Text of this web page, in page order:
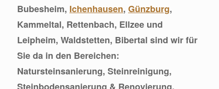
Bubesheim, Ichenhausen, Günzburg,
Kammeltal, Rettenbach, Ellzee und
Leipheim, Waldstetten, Bibertal sind wir für
Sie da in den Bereichen:
Natursteinsanierung, Steinreinigung,
Steinbodensanierung & Renovierung,